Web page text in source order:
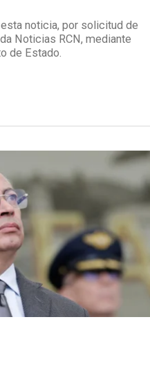
noticia, por solicitud de
Noticias RCN, mediante
de Estado.